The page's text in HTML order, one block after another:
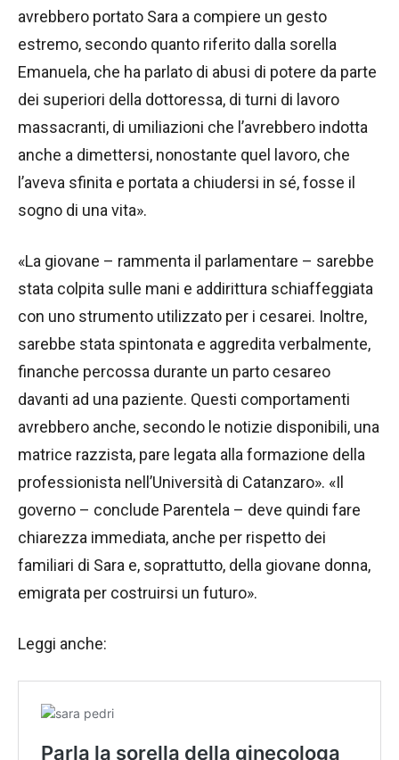
avrebbero portato Sara a compiere un gesto
estremo, secondo quanto riferito dalla sorella
Emanuela, che ha parlato di abusi di potere da parte
dei superiori della dottoressa, di turni di lavoro
massacranti, di umiliazioni che l’avrebbero indotta
anche a dimettersi, nonostante quel lavoro, che
l’aveva sfinita e portata a chiudersi in sé, fosse il
sogno di una vita».
«La giovane – rammenta il parlamentare – sarebbe
stata colpita sulle mani e addirittura schiaffeggiata
con uno strumento utilizzato per i cesarei. Inoltre,
sarebbe stata spintonata e aggredita verbalmente,
finanche percossa durante un parto cesareo
davanti ad una paziente. Questi comportamenti
avrebbero anche, secondo le notizie disponibili, una
matrice razzista, pare legata alla formazione della
professionista nell’Università di Catanzaro». «Il
governo – conclude Parentela – deve quindi fare
chiarezza immediata, anche per rispetto dei
familiari di Sara e, soprattutto, della giovane donna,
emigrata per costruirsi un futuro».
Leggi anche: